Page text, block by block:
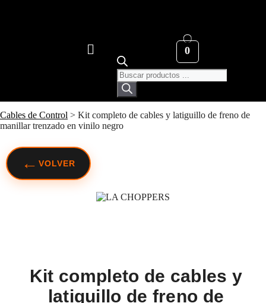
Cables de Control > Kit completo de cables y latiguillo de freno de
manillar trenzado en vinilo negro
0
← VOLVER
Kit completo de cables y
latiguillo de freno de